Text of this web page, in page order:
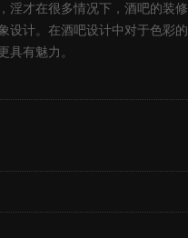
才在很多情况下，酒吧的装修
设计。在酒吧设计中对于色彩
具有魅力。